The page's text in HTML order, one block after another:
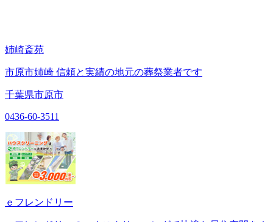
姉崎斎苑
市原市姉崎 信頼と実績の地元の葬祭業者です
千葉県市原市
0436-60-3511
ｅフレンドリー